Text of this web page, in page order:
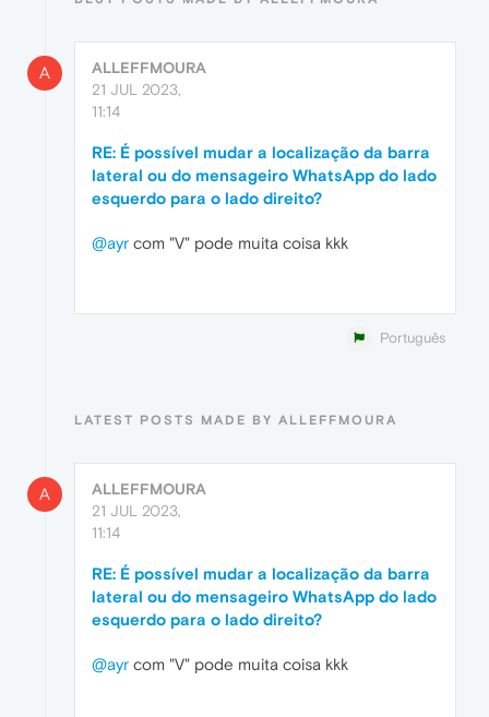
A
ALLEFFMOURA
21 JUL 2023,
11:14
RE: É possível mudar a localização da barra
lateral ou do mensageiro WhatsApp do lado
esquerdo para o lado direito?
@ayr com "V" pode muita coisa kkk
Português
LATEST POSTS MADE BY ALLEFFMOURA
A
ALLEFFMOURA
21 JUL 2023,
11:14
RE: É possível mudar a localização da barra
lateral ou do mensageiro WhatsApp do lado
esquerdo para o lado direito?
@ayr com "V" pode muita coisa kkk